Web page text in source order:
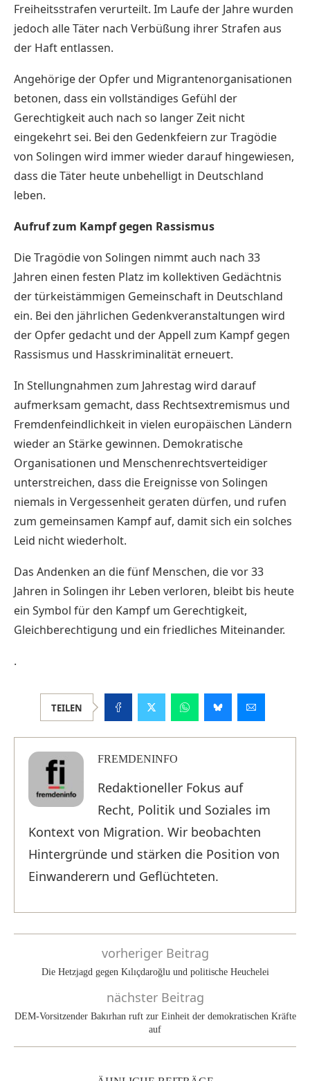
Freiheitsstrafen verurteilt. Im Laufe der Jahre wurden
jedoch alle Täter nach Verbüßung ihrer Strafen aus
der Haft entlassen.
Angehörige der Opfer und Migrantenorganisationen
betonen, dass ein vollständiges Gefühl der
Gerechtigkeit auch nach so langer Zeit nicht
eingekehrt sei. Bei den Gedenkfeiern zur Tragödie
von Solingen wird immer wieder darauf hingewiesen,
dass die Täter heute unbehelligt in Deutschland
leben.
Aufruf zum Kampf gegen Rassismus
Die Tragödie von Solingen nimmt auch nach 33
Jahren einen festen Platz im kollektiven Gedächtnis
der türkeistämmigen Gemeinschaft in Deutschland
ein. Bei den jährlichen Gedenkveranstaltungen wird
der Opfer gedacht und der Appell zum Kampf gegen
Rassismus und Hasskriminalität erneuert.
In Stellungnahmen zum Jahrestag wird darauf
aufmerksam gemacht, dass Rechtsextremismus und
Fremdenfeindlichkeit in vielen europäischen Ländern
wieder an Stärke gewinnen. Demokratische
Organisationen und Menschenrechtsverteidiger
unterstreichen, dass die Ereignisse von Solingen
niemals in Vergessenheit geraten dürfen, und rufen
zum gemeinsamen Kampf auf, damit sich ein solches
Leid nicht wiederholt.
Das Andenken an die fünf Menschen, die vor 33
Jahren in Solingen ihr Leben verloren, bleibt bis heute
ein Symbol für den Kampf um Gerechtigkeit,
Gleichberechtigung und ein friedliches Miteinander.
.
TEILEN
FREMDENINFO
Redaktioneller Fokus auf
Recht, Politik und Soziales im
Kontext von Migration. Wir beobachten
Hintergründe und stärken die Position von
Einwanderern und Geflüchteten.
vorheriger Beitrag
Die Hetzjagd gegen Kılıçdaroğlu und politische Heuchelei
nächster Beitrag
DEM-Vorsitzender Bakırhan ruft zur Einheit der demokratischen Kräfte
auf